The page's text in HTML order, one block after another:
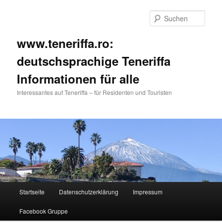
www.teneriffa.ro:
deutschsprachige Teneriffa
Informationen für alle
Interessantes auf Teneriffa – für Residenten und Touristen
Zum
primären
Zum
sekundären
Startseite Datenschutzerklärung Impressum
Facebook Gruppe